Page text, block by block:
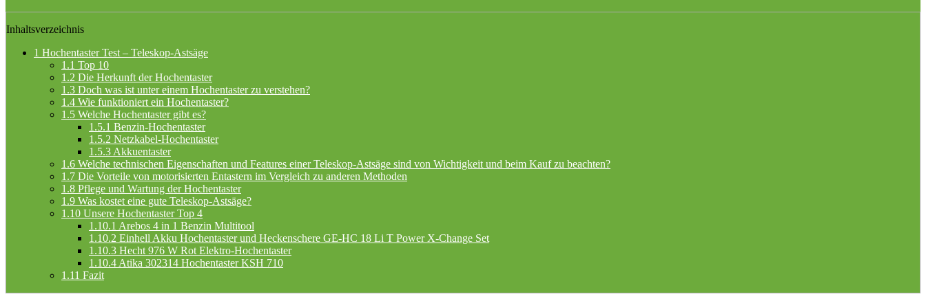
Inhaltsverzeichnis
1 Hochentaster Test – Teleskop-Astsäge
1.1 Top 10
1.2 Die Herkunft der Hochentaster
1.3 Doch was ist unter einem Hochentaster zu verstehen?
1.4 Wie funktioniert ein Hochentaster?
1.5 Welche Hochentaster gibt es?
1.5.1 Benzin-Hochentaster
1.5.2 Netzkabel-Hochentaster
1.5.3 Akkuentaster
1.6 Welche technischen Eigenschaften und Features einer Teleskop-Astsäge sind von Wichtigkeit und beim Kauf zu beachten?
1.7 Die Vorteile von motorisierten Entastern im Vergleich zu anderen Methoden
1.8 Pflege und Wartung der Hochentaster
1.9 Was kostet eine gute Teleskop-Astsäge?
1.10 Unsere Hochentaster Top 4
1.10.1 Arebos 4 in 1 Benzin Multitool
1.10.2 Einhell Akku Hochentaster und Heckenschere GE-HC 18 Li T Power X-Change Set
1.10.3 Hecht 976 W Rot Elektro-Hochentaster
1.10.4 Atika 302314 Hochentaster KSH 710
1.11 Fazit